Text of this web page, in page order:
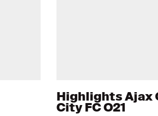
Highlights Ajax
City FC O21